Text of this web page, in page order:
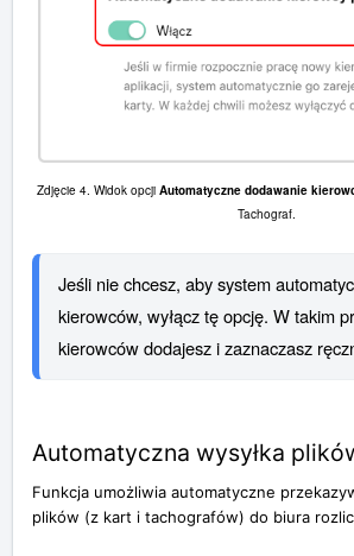
Zdjęcie 4. Widok opcji Automatyczne dodawanie
Tachograf.
Jeśli nie chcesz, aby system
kierowców, wyłącz tę opcję. W takim
kierowców dodajesz i zaznaczasz
Automatyczna wysyłka
Funkcja umożliwia automatyczne
plików (z kart i tachografów) do biura